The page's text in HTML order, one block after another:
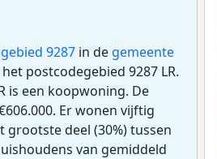
9287 in de gemeente
postcodegebied 9287 LR.
is een koopwoning. De
Er wonen vijftig
grootste deel (30%) tussen
van gemiddeld